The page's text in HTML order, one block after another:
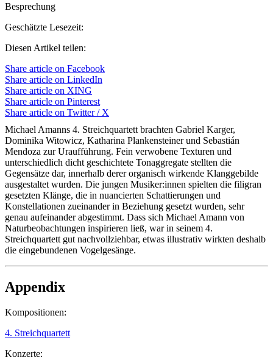
Besprechung
Geschätzte Lesezeit:
Diesen Artikel teilen:
Share article on Facebook
Share article on LinkedIn
Share article on XING
Share article on Pinterest
Share article on Twitter / X
Michael Amanns 4. Streichquartett brachten Gabriel Karger,
Dominika Witowicz, Katharina Plankensteiner und Sebastián
Mendoza zur Uraufführung. Fein verwobene Texturen und
unterschiedlich dicht geschichtete Tonaggregate stellten die
Gegensätze dar, innerhalb derer organisch wirkende Klanggebilde
ausgestaltet wurden. Die jungen Musiker:innen spielten die filigran
gesetzten Klänge, die in nuancierten Schattierungen und
Konstellationen zueinander in Beziehung gesetzt wurden, sehr
genau aufeinander abgestimmt. Dass sich Michael Amann von
Naturbeobachtungen inspirieren ließ, war in seinem 4.
Streichquartett gut nachvollziehbar, etwas illustrativ wirkten deshalb
die eingebundenen Vogelgesänge.
Appendix
Kompositionen:
4. Streichquartett
Konzerte: